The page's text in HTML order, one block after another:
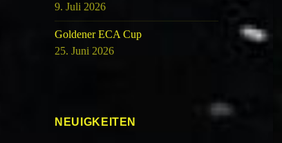
9. Juli 2026
Goldener ECA Cup
25. Juni 2026
NEUIGKEITEN